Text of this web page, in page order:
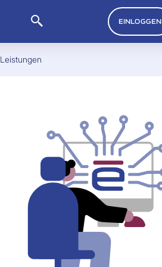
Leistungen
EINLOGGEN